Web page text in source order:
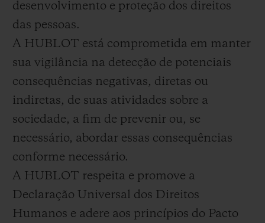
desenvolvimento e proteção dos direitos
das pessoas.
A HUBLOT está comprometida em manter
sua vigilância na detecção de potenciais
consequências negativas, diretas ou
indiretas, de suas atividades sobre a
sociedade, a fim de prevenir ou, se
necessário, abordar essas consequências
conforme necessário.
A HUBLOT respeita e promove a
Declaração Universal dos Direitos
Humanos e adere aos princípios do Pacto
BIG BANG
COLORED CERAMIC
BIG BANG SPIRIT OF BIG
ONLINE
SERVIÇIOS EXCLUSIVOS
GARANTIA 5+5
HUBLOTISTA E GARANTIA ESTENDIDA
ENTREGA E DEVOLUÇÕES DE CORTESIA